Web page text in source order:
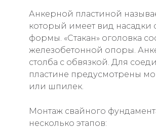
Анкерной пластиной
который имеет вид насадки
формы. «Стакан» оголовка
железобетонной опоры.
столба с обвязкой. Для
пластине предусмотрены
или шпилек.
Монтаж свайного
несколько этапов: